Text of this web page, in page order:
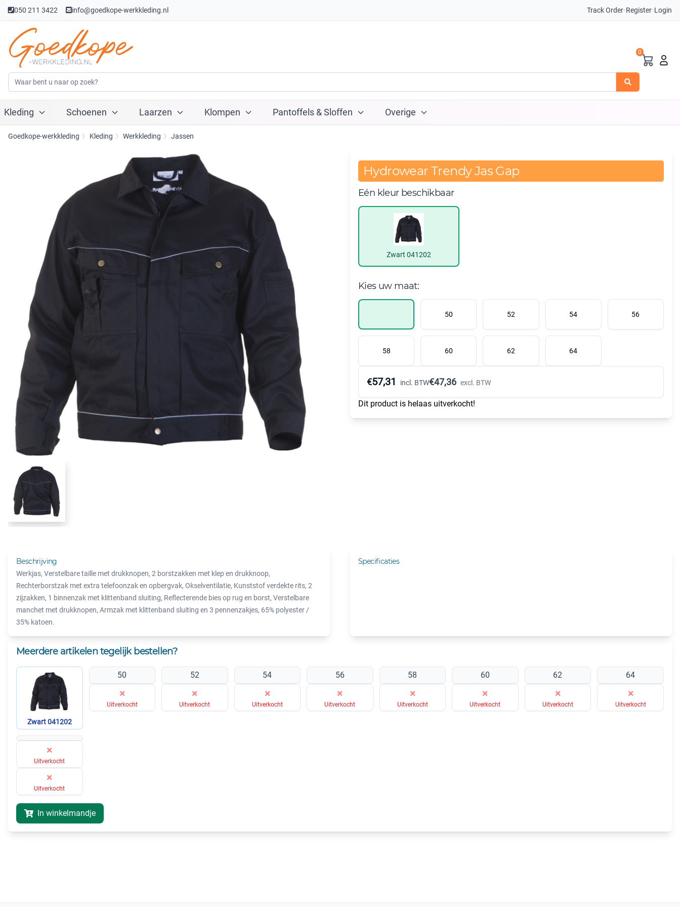
050 211 3422 info@goedkope-werkkleding.nl Track Order•Register•Login
0
Kleding Schoenen Laarzen Klompen Pantoffels & Sloffen Overige
Goedkope-werkkleding Kleding Werkkleding Jassen
Hydrowear Trendy Jas Gap
Eén kleur beschikbaar
Zwart 041202
Kies uw maat:
50 52 54 56
58 60 62 64
€57,31 incl. BTW€47,36 excl. BTW
Dit product is helaas uitverkocht!
Beschrijving
Werkjas, Verstelbare taille met drukknopen, 2 borstzakken met klep en drukknoop,
Rechterborstzak met extra telefoonzak en opbergvak, Okselventilatie, Kunststof verdekte rits, 2
zijzakken, 1 binnenzak met klittenband sluiting, Reflecterende bies op rug en borst, Verstelbare
manchet met drukknopen, Armzak met klittenband sluiting en 3 pennenzakjes, 65% polyester /
35% katoen.
Specificaties
Meerdere artikelen tegelijk bestellen?
Zwart 041202
50
×
Uitverkocht
52
×
Uitverkocht
54
×
Uitverkocht
56
×
Uitverkocht
58
×
Uitverkocht
60
×
Uitverkocht
62
×
Uitverkocht
64
×
Uitverkocht
×
Uitverkocht
×
Uitverkocht
In winkelmandje